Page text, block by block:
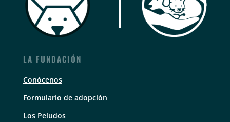
LA FUNDACIÓN
Conócenos
Formulario de adopción
Los Peludos